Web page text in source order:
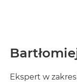
Ekspert w